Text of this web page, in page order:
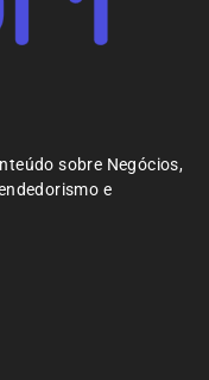
sobre Negócios,
e